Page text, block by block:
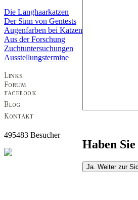
Die Langhaarkatzen
Der Sinn von Gentests
Augenfarben bei Katzen
Aus der Forschung
Zuchtuntersuchungen
Ausstellungstermine
495483 Besucher
Haben